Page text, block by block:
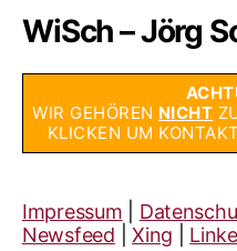
WiSch – Jörg
WIR GEHÖREN NICHT
KLICKEN UM
Impressum
Newsfeed |Xing